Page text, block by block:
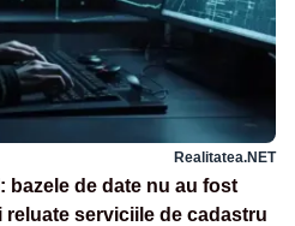
Realitatea.NET
bazele de date nu au fost
reluate serviciile de cadastru